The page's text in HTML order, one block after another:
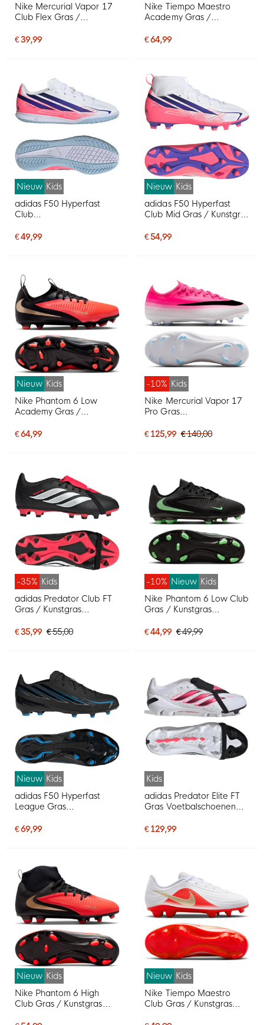
Nike Mercurial Vapor 17
Club Flex Gras /
Voetbalschoenen (MG)
€ 39,99
Nike Tiempo Maestro
Academy Gras /
Voetbalschoenen (MG)
€ 64,99
Nieuw Kids
adidas F50 Hyperfast
Club
Kids Wit Paars Roze
€ 49,99
Nieuw Kids
adidas F50 Hyperfast
Club Mid Gras / Kunstgras
Kids Wit Paars Roze
€ 54,99
Nieuw Kids
Nike Phantom 6 Low
Academy Gras /
Voetbalschoenen (MG)
€ 64,99
-10% Kids
Nike Mercurial Vapor 17
Pro Gras
Kids Felroze Wit Zwart
€ 125,99 € 140,00
-35% Kids
adidas Predator Club FT
Gras / Kunstgras
Kids Zwart Wit Rood
€ 35,99 € 55,00
-10% Nieuw Kids
Nike Phantom 6 Low Club
Gras / Kunstgras
Kids Zwart Felgroen
€ 44,99 € 49,99
Nieuw Kids
adidas F50 Hyperfast
League Gras
Kids Zwart Zwart Blauw
€ 69,99
Kids
adidas Predator Elite FT
Gras Voetbalschoenen
€ 129,99
Nieuw Kids
Nike Phantom 6 High
Club Gras / Kunstgras
Nieuw Kids
Nike Tiempo Maestro
Club Gras / Kunstgras